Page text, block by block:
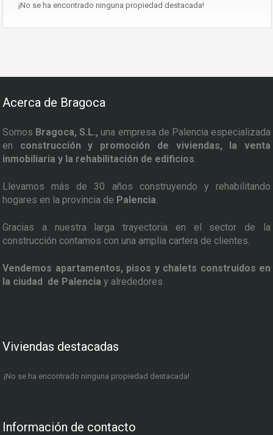
¡No se ha encontrado ninguna propiedad destacada!
Acerca de Bragoca
Somos Bragoca, S.L.,una empresa de Palencia especializada
en construcción y promoción de viviendas, la venta
inmobiliaria y la rehabilitación de edificios.
Llevamos más de 30 años construyendo y rehabilitando
hogares en la provincia de Palencia.
Gracias a nuestra larga trayectoria en el sector de la
construcción contamos con una amplia cartera de clientes.
Vendemos apartamentos, pisos y chalets construidos en
la ciudad de Palencia y alrededores.
Viviendas destacadas
¡No se ha encontrado ninguna propiedad destacada!
Información de contacto